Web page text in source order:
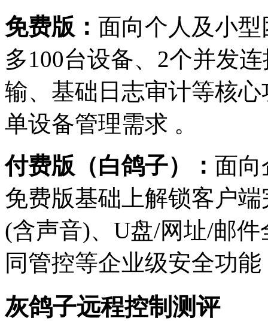
‌免费版‌： 面向个人及小
多100台设备、2个并发
输、基础日志审计等核
单设备管理需求 。
‌付费版（白鸽子）‌： 面向
免费版基础上解锁客户
(含声音)、U盘/网址/邮
同管控等企业级安全功能
灰鸽子远程控制测评